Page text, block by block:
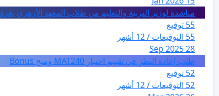
مناشدة لوزير التربية والتعليم من طلاب المعهد الأزهري بغزة
55 توقيع
55 التوقيعات / 12 أشهر
28 Sep 2025
طلب إعادة النظر في تقييم اختبار MAT240 ومنح Bonus
52 توقيع
52 التوقيعات / 12 أشهر